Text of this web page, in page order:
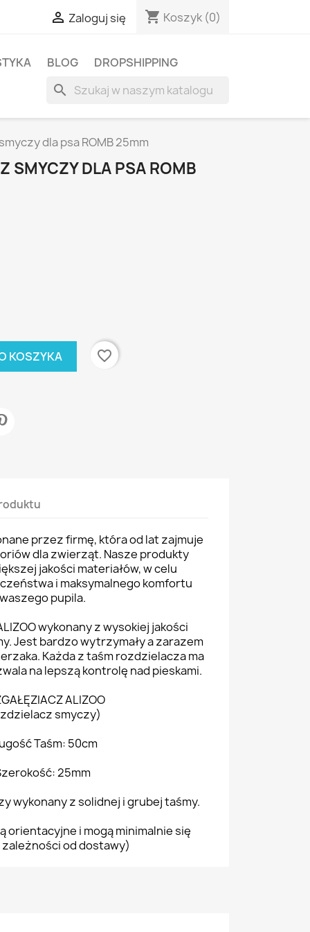
 Zaloguj się shopping_cart Koszyk (0)
BLOG DROPSHIPPING
search
dla psa ROMB 25mm
SMYCZY DLA PSA ROMB
KOSZYKA favorite_border
przez firmę, która od lat zajmuje
dla zwierząt. Nasze produkty
jakości materiałów, w celu
i maksymalnego komfortu
waszego pupila.
wykonany z wysokiej jakości
Jest bardzo wytrzymały a zarazem
Każda z taśm rozdzielacza ma
na lepszą kontrolę nad pieskami.
ALIZOO
smyczy)
Taśm: 50cm
25mm
wykonany z solidnej i grubej taśmy.
orientacyjne i mogą minimalnie się
od dostawy)